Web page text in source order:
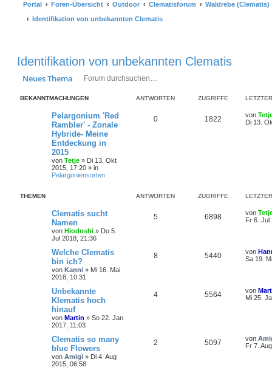
Portal Foren-Übersicht Outdoor Clematisforum
Waldrebe (Clematis)
Identifikation von unbekannten Clematis
Identifikation von unbekannten Clematis
Neues Thema
BEKANNTMACHUNGEN ANTWORTEN ZUGRIFFE
Pelargonium 'Red
Rambler' - Zonale
Hybride- Meine
Entdeckung in
2015
von Tetje » Di 13. Okt
2015, 17:20 » in
Pelargoniensorten
0 1822 von
Di 13.
THEMEN ANTWORTEN ZUGRIFFE
Clematis sucht
Namen
von Hiodoshi » Do 5.
Jul 2018, 21:36
5 6898 von
Fr 6. Jul
Welche Clematis
bin ich?
von Kanni » Mi 16. Mai
2018, 10:31
8 5440 von
Sa 19.
Unbekannte
Klematis hoch
hinauf
von Martin » So 22. Jan
2017, 11:03
4 5564 von
Mi 25.
Clematis so many
blue Flowers
von Amigi » Di 4. Aug
2015, 06:58
2 5097 von
Fr 7.